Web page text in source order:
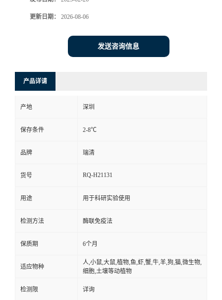
更新日期： 2026-08-06
发送咨询信息
产品详请
产地 深圳
保存条件 2-8℃
品牌 瑞清
货号 RQ-H21131
用途 用于科研实验使用
检测方法 酶联免疫法
保质期 6个月
适应物种
人,小鼠,大鼠,植物,鱼,虾,蟹,牛,羊,狗,猫,微生物,
细胞,土壤等动植物
检测限 详询